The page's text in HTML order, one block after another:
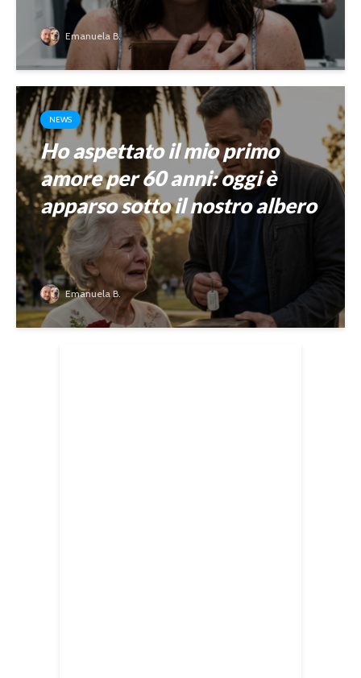
Emanuela B.
NEWS
Ho aspettato il mio primo
amore per 60 anni: oggi è
apparso sotto il nostro albero
Emanuela B.